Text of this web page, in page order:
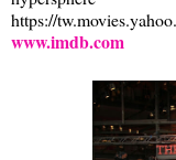
https://
www.imdb.com